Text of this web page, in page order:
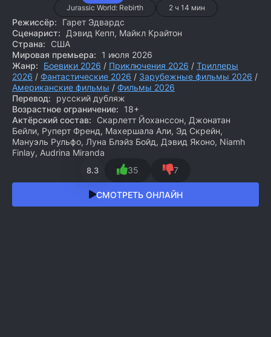
Jurassic World: Rebirth 2 ч 14 мин
Режиссёр:
Гарет Эдвардс
Сценарист:
Дэвид Кепп, Майкл Крайтон
Страна:
США
Мировая премьера:
1 июля 2026
Жанр:
Боевики 2026 / Приключения 2026 / Триллеры
2026 / Фантастические 2026 / Зарубежные фильмы 2026 /
Американские фильмы / Фильмы 2026
Перевод:
русский дубляж
Возрастное ограничение:
18+
Актёрский состав:
Скарлетт Йоханссон, Джонатан
Бейли, Руперт Френд, Махершала Али, Эд Скрейн,
Мануэль Рульфо, Луна Блэйз Бойд, Дэвид Яконо, Niamh
Finlay, Audrina Miranda
8.3 35 7
СМОТРЕТЬ ОНЛАЙН